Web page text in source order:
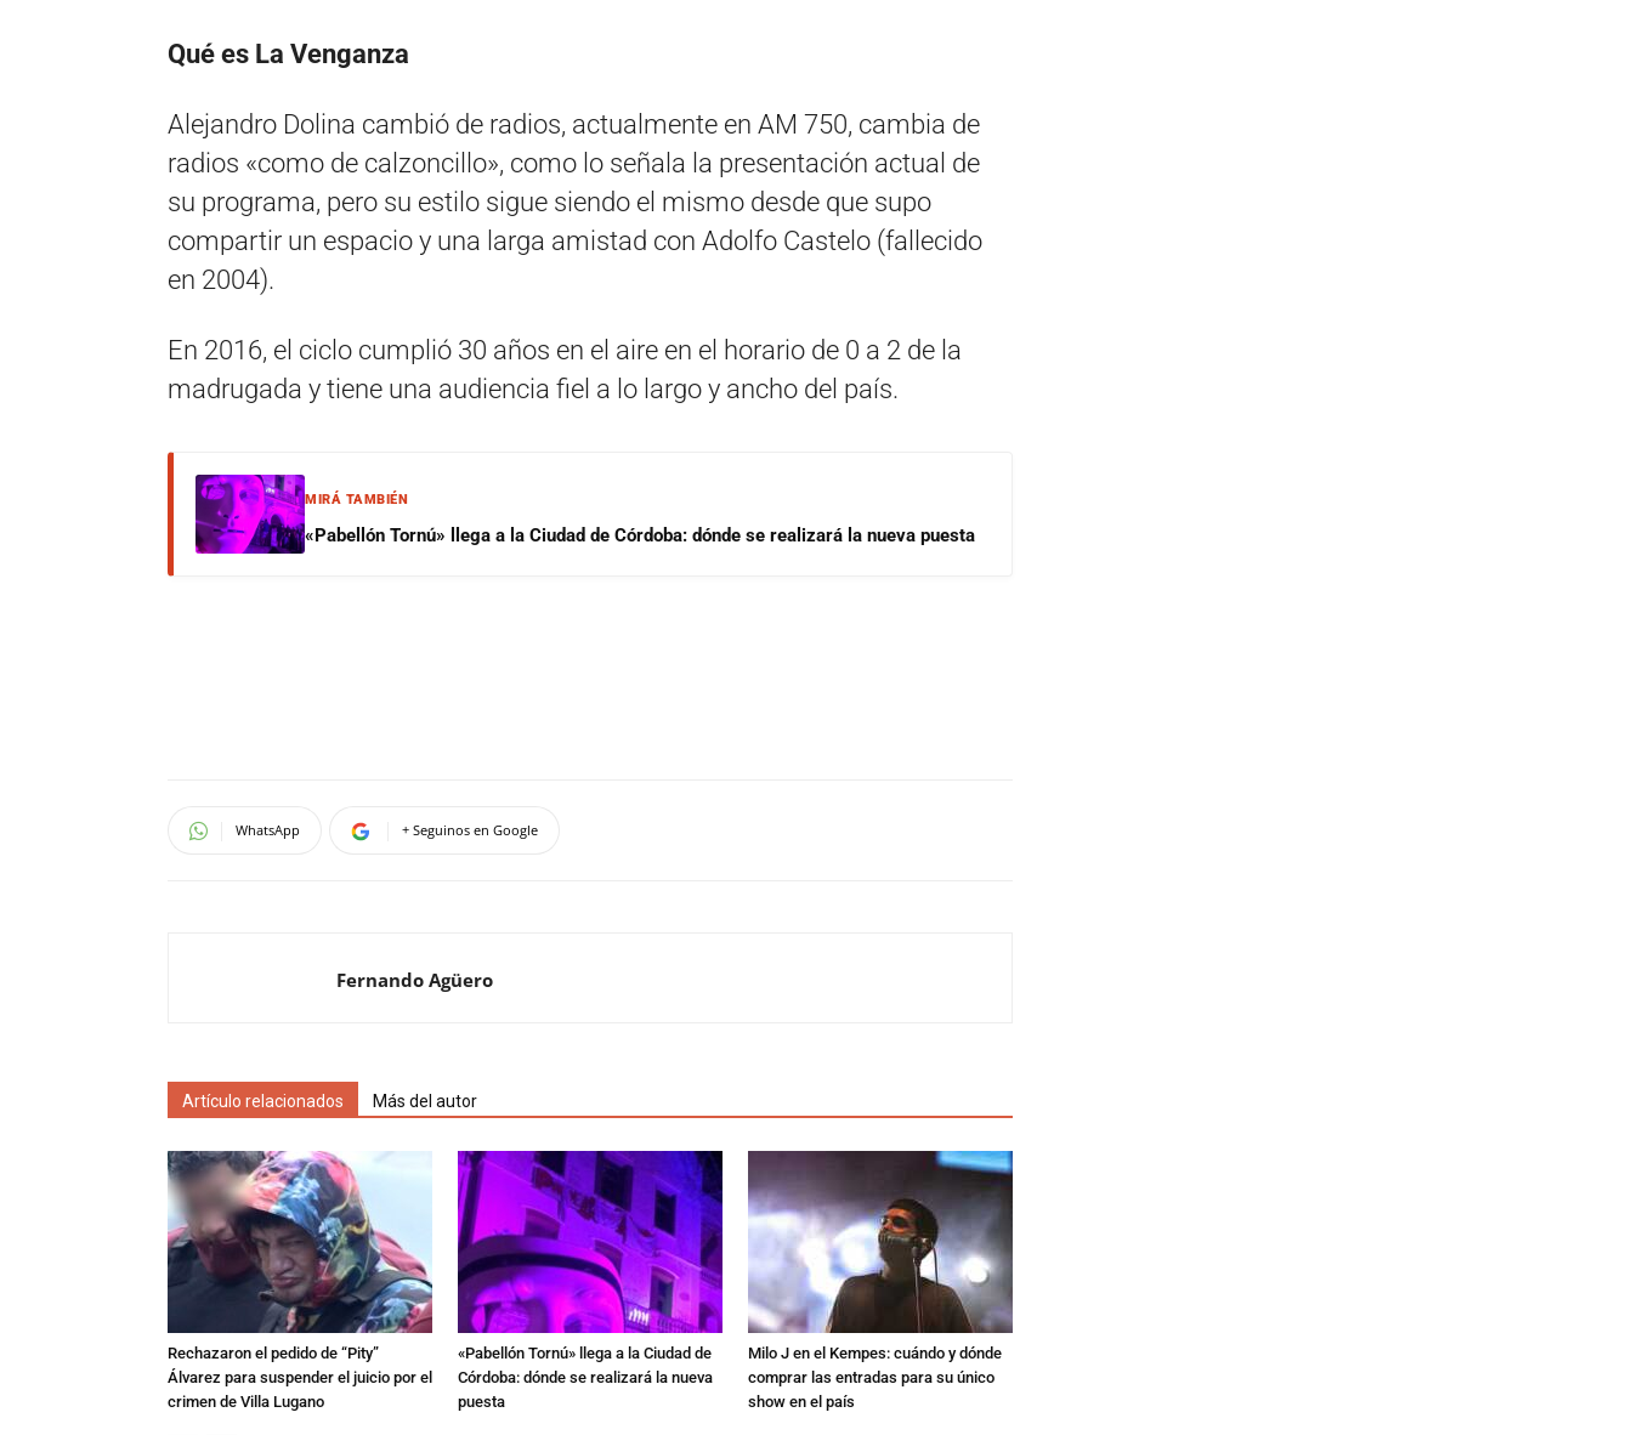
Qué es La Venganza
Alejandro Dolina cambió de radios, actualmente en AM 750, cambia de
radios «como de calzoncillo», como lo señala la presentación actual de
su programa, pero su estilo sigue siendo el mismo desde que supo
compartir un espacio y una larga amistad con Adolfo Castelo (fallecido
en 2004).
En 2016, el ciclo cumplió 30 años en el aire en el horario de 0 a 2 de la
madrugada y tiene una audiencia fiel a lo largo y ancho del país.
MIRÁ TAMBIÉN
«Pabellón Tornú» llega a la Ciudad de Córdoba: dónde se realizará la nueva puesta
WhatsApp + Seguinos en Google
Fernando Agüero
Artículo relacionados Más del autor
Rechazaron el pedido de “Pity”
Álvarez para suspender el juicio por el
crimen de Villa Lugano
«Pabellón Tornú» llega a la Ciudad de
Córdoba: dónde se realizará la nueva
puesta
Milo J en el Kempes: cuándo y dónde
comprar las entradas para su único
show en el país